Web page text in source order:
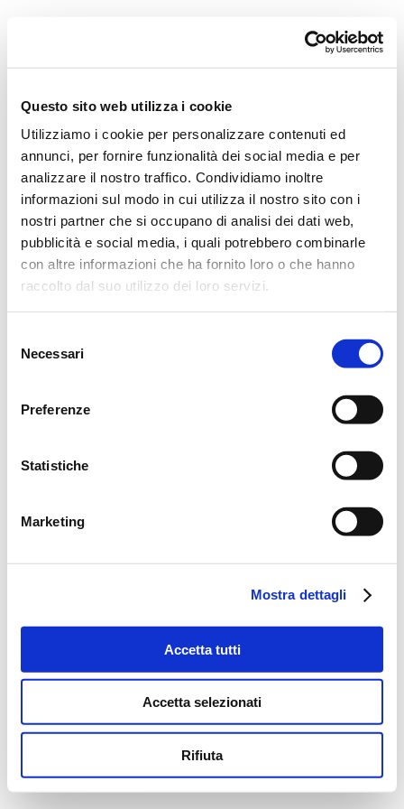
Questo sito web utilizza i cookie
Utilizziamo i cookie per personalizzare contenuti ed
annunci, per fornire funzionalità dei social media e per
analizzare il nostro traffico. Condividiamo inoltre
informazioni sul modo in cui utilizza il nostro sito con i
nostri partner che si occupano di analisi dei dati web,
pubblicità e social media, i quali potrebbero combinarle
con altre informazioni che ha fornito loro o che hanno
raccolto dal suo utilizzo dei loro servizi.
delNecessari
Preferenze
Statistiche
Marketing
Mostra dettagli
Accetta tutti
Accetta selezionati
Rifiuta
Direttore artistico
Professori D’Orchestra
La Storia
I Protagonisti
I Festival
Regolamento di Sala
Area Tecnica
Calendario
Cartellone
I Pomeriggi Musicali
Teatro Dal Verme
Biglietteria